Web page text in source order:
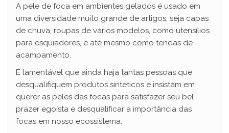
A pele de foca em ambientes gelados é usado em
uma diversidade muito grande de artigos, seja capas
de chuva, roupas de vários modelos, como utensílios
para esquiadores, e até mesmo como tendas de
acampamento.
É lamentável que ainda haja tantas pessoas que
desqualifiquem produtos sintéticos e insistam em
querer as peles das focas para satisfazer seu bel
prazer egoísta e desqualificar a importância das
focas em nosso ecossistema.